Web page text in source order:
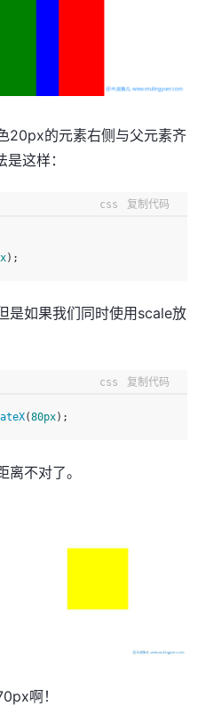
20px的元素右侧与父元素齐
这样：
css 复制代码
);
是如果我们同时使用scale放
css 复制代码
(80px);
不对了。
啊！